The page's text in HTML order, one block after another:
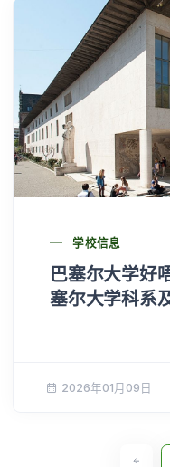
学校信息
巴塞尔大学好
塞尔大学科系
2026年01月09日